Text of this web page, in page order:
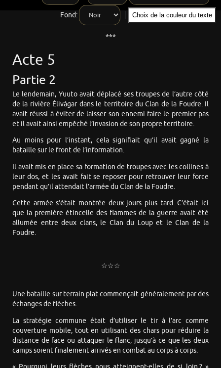
Fond: Choix de la couleur du texte
***
Acte 5
Partie 2
Le lendemain, Yuuto avait déplacé ses troupes de l’autre côté
de la rivière Élivágar dans le territoire du Clan de la Foudre. Il
avait réussi à éviter de laisser son ennemi faire le premier pas
et il avait ainsi empêché l’invasion de son propre territoire.
Au moins pour l’instant, cela signifiait qu’il avait gagné la
bataille sur le front de l’information.
Il avait mis en place sa formation de troupes avec les collines à
leur dos, et les avait fait se reposer pour retrouver leur force
pendant qu’il attendait l’armée du Clan de la Foudre.
Cette armée s’était montrée deux jours plus tard. C’était ici
que la première étincelle des flammes de la guerre avait été
allumée entre deux clans, le Clan du Loup et le Clan de la
Foudre.
☆☆☆
Une bataille sur terrain plat commençait généralement par des
échanges de flèches.
La stratégie commune était d’utiliser le tir à l’arc comme
couverture mobile, tout en utilisant des chars pour réduire la
distance de face ou attaquer le flanc, jusqu’à ce que les deux
camps soient finalement arrivés en combat au corps à corps.